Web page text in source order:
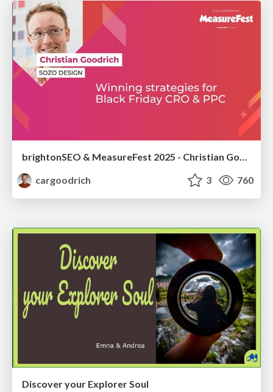
brightonSEO & MeasureFest 2025 - Christian Goodrich - Winning strategies for Black Friday CRO & PPC
cargoodrich
3 760
Discover your Explorer Soul